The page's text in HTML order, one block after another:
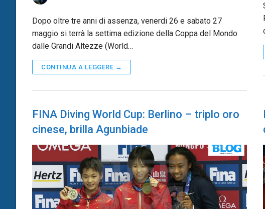
Dopo oltre tre anni di assenza, venerdi 26 e sabato 27
maggio si terrà la settima edizione della Coppa del Mondo
dalle Grandi Altezze (World…
CONTINUA A LEGGERE →
FINA Diving World Cup: Berlino – triplo oro
cinese, brilla Agunbiade